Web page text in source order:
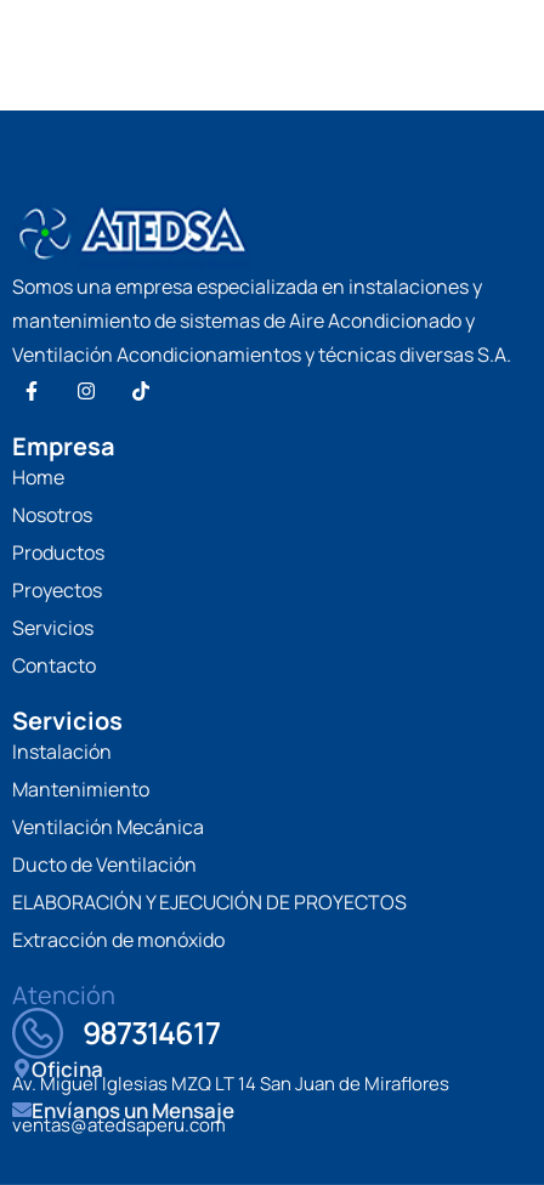
Somos una empresa especializada en instalaciones y
mantenimiento de sistemas de Aire Acondicionado y
Ventilación Acondicionamientos y técnicas diversas S.A.
Empresa
Home
Nosotros
Productos
Proyectos
Servicios
Contacto
Servicios
Instalación
Mantenimiento
Ventilación Mecánica
Ducto de Ventilación
ELABORACIÓN Y EJECUCIÓN DE PROYECTOS
Extracción de monóxido
Atención
987314617
Oficina
Av. Miguel Iglesias MZQ LT 14 San Juan de Miraflores
Envíanos un Mensaje
ventas@atedsaperu.com